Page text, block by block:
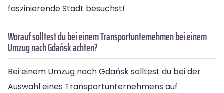
faszinierende Stadt besuchst!
Worauf solltest du bei einem Transportunternehmen bei einem
Umzug nach Gdańsk achten?
Bei einem Umzug nach Gdańsk solltest du bei der
Auswahl eines Transportunternehmens auf